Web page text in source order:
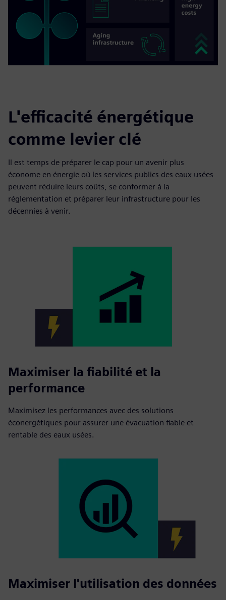
L'efficacité énergétique
comme levier clé
Il est temps de préparer le cap pour un avenir plus
économe en énergie où les services publics des eaux usées
peuvent réduire leurs coûts, se conformer à la
réglementation et préparer leur infrastructure pour les
décennies à venir.
Maximiser la fiabilité et la
performance
Maximisez les performances avec des solutions
éconergétiques pour assurer une évacuation fiable et
rentable des eaux usées.
Maximiser l'utilisation des données